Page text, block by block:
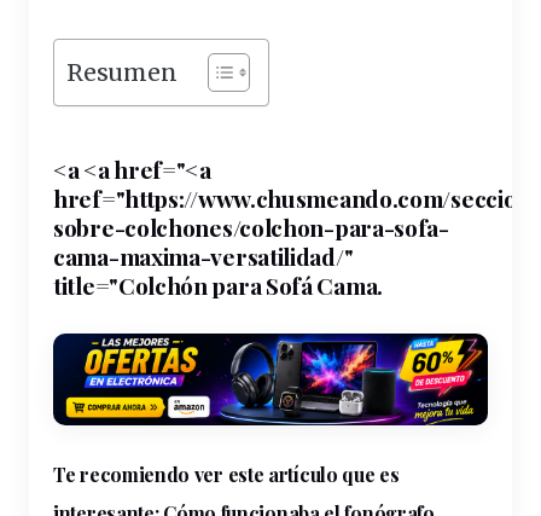
Resumen
<a <a href="<a
href="https://www.chusmeando.com/
sobre-colchones/colchon-para-sofa-
cama-maxima-versatilidad/"
title="Colchón para Sofá Cama.
Te recomiendo ver este artículo que es